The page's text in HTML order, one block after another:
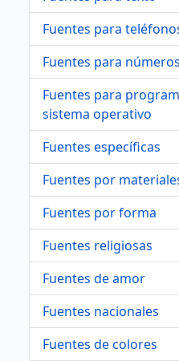
Fuentes para
Fuentes para números
Fuentes para
sistema operativo
Fuentes específicas
Fuentes por
Fuentes por forma
Fuentes religiosas
Fuentes de amor
Fuentes nacionales
Fuentes de colores